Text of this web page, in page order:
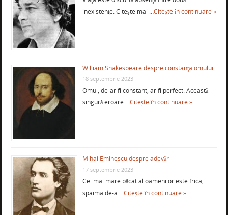
inexistenţe. Citește mai …Citește în continuare »
William Shakespeare despre constanţa omului
18 septembrie 2023
Omul, de-ar fi constant, ar fi perfect. Această
singură eroare …Citește în continuare »
Mihai Eminescu despre adevăr
17 septembrie 2023
Cel mai mare păcat al oamenilor este frica,
spaima de-a …Citește în continuare »